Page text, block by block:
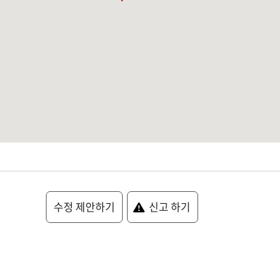
수정 제안하기 신고 하기